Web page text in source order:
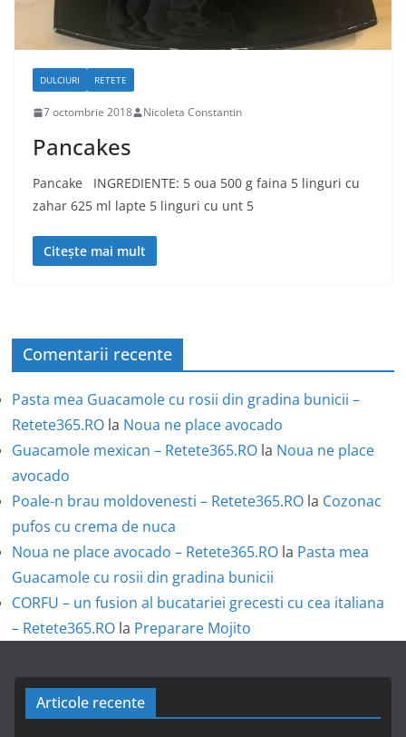
DULCIURI RETETE
7 octombrie 2018 Nicoleta Constantin
Pancakes
Pancake INGREDIENTE: 5 oua 500 g faina 5 linguri cu
zahar 625 ml lapte 5 linguri cu unt 5
Citește mai mult
Comentarii recente
Pasta mea Guacamole cu rosii din gradina bunicii –
Retete365.RO la Noua ne place avocado
Guacamole mexican – Retete365.RO la Noua ne place
avocado
Poale-n brau moldovenesti – Retete365.RO la Cozonac
pufos cu crema de nuca
Noua ne place avocado – Retete365.RO la Pasta mea
Guacamole cu rosii din gradina bunicii
CORFU – un fusion al bucatariei grecesti cu cea italiana
– Retete365.RO la Preparare Mojito
Articole recente